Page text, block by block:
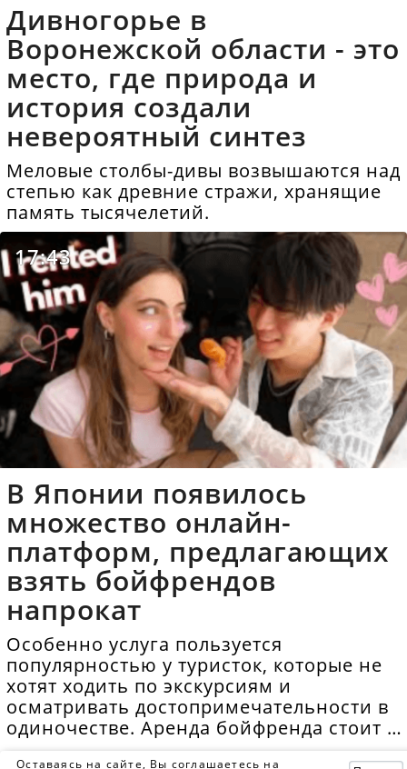
Дивногорье в
Воронежской области - это
место, где природа и
история создали
невероятный синтез
Меловые столбы-дивы возвышаются над
степью как древние стражи, хранящие
память тысячелетий.
17:43
В Японии появилось
множество онлайн-
платформ, предлагающих
взять бойфрендов
напрокат
Особенно услуга пользуется
популярностью у туристок, которые не
хотят ходить по экскурсиям и
осматривать достопримечательности в
одиночестве. Аренда бойфренда стоит в
Оставаясь на сайте, Вы соглашаетесь на